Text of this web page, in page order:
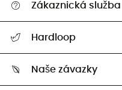
Zákaznická služba
Vrácení zboží a peněz
Hardloop
Naše závazky